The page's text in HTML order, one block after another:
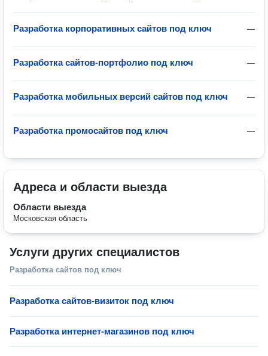
—
Разработка корпоративных сайтов под ключ
—
Разработка сайтов-портфолио под ключ
—
Разработка мобильных версий сайтов под ключ
—
Разработка промосайтов под ключ
Адреса и области выезда
Области выезда
Московская область
Услуги других специалистов
Разработка сайтов под ключ
Разработка сайтов-визиток под ключ
Разработка интернет-магазинов под ключ